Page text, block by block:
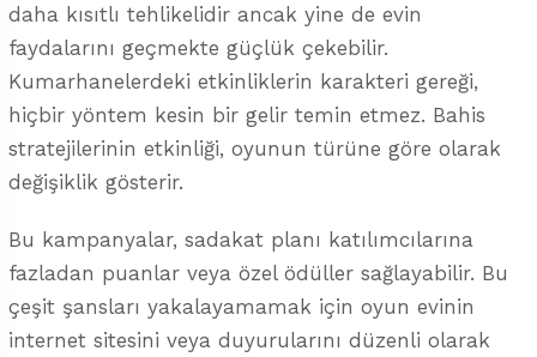
daha kısıtlı tehlikelidir ancak yine de evin
faydalarını geçmekte güçlük çekebilir.
Kumarhanelerdeki etkinliklerin karakteri gereği,
hiçbir yöntem kesin bir gelir temin etmez. Bahis
stratejilerinin etkinliği, oyunun türüne göre olarak
değişiklik gösterir.
Bu kampanyalar, sadakat planı katılımcılarına
fazladan puanlar veya özel ödüller sağlayabilir. Bu
çeşit şansları yakalayamamak için oyun evinin
internet sitesini veya duyurularını düzenli olarak